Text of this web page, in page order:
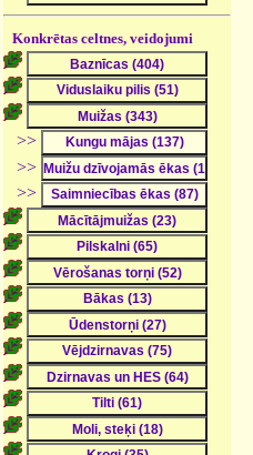
Konkrētas celtnes, veidojumi
>>
>>
>>